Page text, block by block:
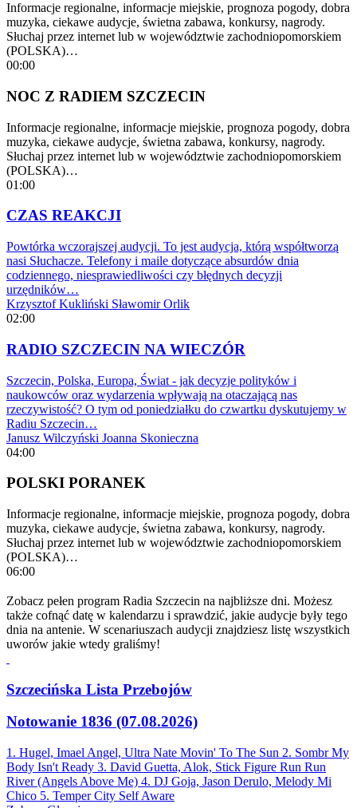
Informacje regionalne, informacje miejskie, prognoza pogody, dobra
muzyka, ciekawe audycje, świetna zabawa, konkursy, nagrody.
Słuchaj przez internet lub w województwie zachodniopomorskiem
(POLSKA)…
00:00
NOC Z RADIEM SZCZECIN
Informacje regionalne, informacje miejskie, prognoza pogody, dobra
muzyka, ciekawe audycje, świetna zabawa, konkursy, nagrody.
Słuchaj przez internet lub w województwie zachodniopomorskiem
(POLSKA)…
01:00
CZAS REAKCJI
Powtórka wczorajszej audycji. To jest audycja, którą współtworzą
nasi Słuchacze. Telefony i maile dotyczące absurdów dnia
codziennego, niesprawiedliwości czy błędnych decyzji
urzędników…
Krzysztof Kukliński Sławomir Orlik
02:00
RADIO SZCZECIN NA WIECZÓR
Szczecin, Polska, Europa, Świat - jak decyzje polityków i
naukowców oraz wydarzenia wpływają na otaczającą nas
rzeczywistość? O tym od poniedziałku do czwartku dyskutujemy w
Radiu Szczecin…
Janusz Wilczyński Joanna Skonieczna
04:00
POLSKI PORANEK
Informacje regionalne, informacje miejskie, prognoza pogody, dobra
muzyka, ciekawe audycje, świetna zabawa, konkursy, nagrody.
Słuchaj przez internet lub w województwie zachodniopomorskiem
(POLSKA)…
06:00
Zobacz pełen program Radia Szczecin na najbliższe dni. Możesz
także cofnąć datę w kalendarzu i sprawdzić, jakie audycje były tego
dnia na antenie. W scenariuszach audycji znajdziesz listę wszystkich
uworów jakie wtedy graliśmy!
Szczecińska Lista Przebojów
Notowanie 1836 (07.08.2026)
1. Hugel, Imael Angel, Ultra Nate Movin' To The Sun 2. Sombr My
Body Isn't Ready 3. David Guetta, Alok, Stick Figure Run Run
River (Angels Above Me) 4. DJ Goja, Jason Derulo, Melody Mi
Chico 5. Temper City Self Aware